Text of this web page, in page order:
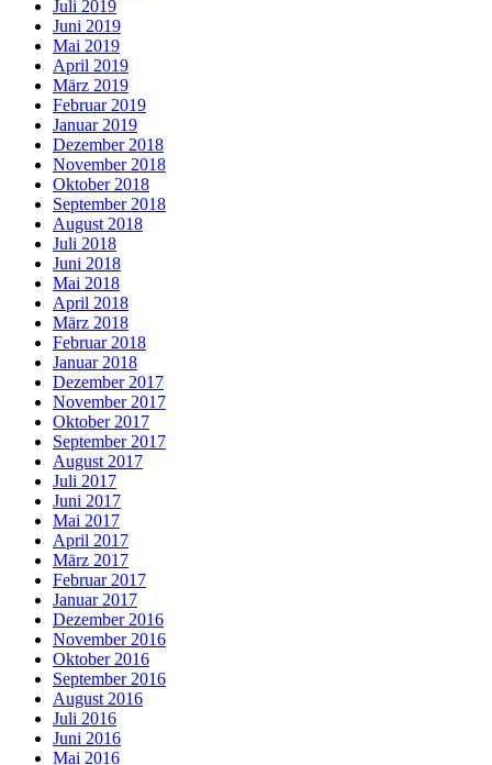
Juli 2019
Juni 2019
Mai 2019
April 2019
März 2019
Februar 2019
Januar 2019
Dezember 2018
November 2018
Oktober 2018
September 2018
August 2018
Juli 2018
Juni 2018
Mai 2018
April 2018
März 2018
Februar 2018
Januar 2018
Dezember 2017
November 2017
Oktober 2017
September 2017
August 2017
Juli 2017
Juni 2017
Mai 2017
April 2017
März 2017
Februar 2017
Januar 2017
Dezember 2016
November 2016
Oktober 2016
September 2016
August 2016
Juli 2016
Juni 2016
Mai 2016